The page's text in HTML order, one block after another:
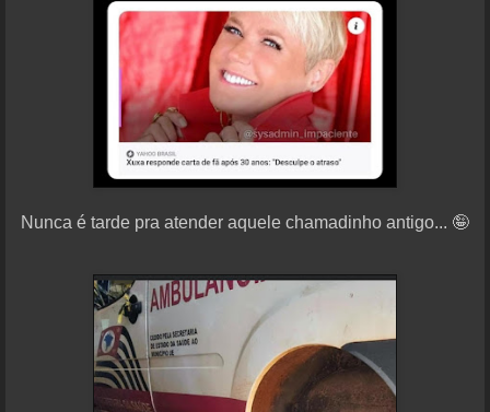
Nunca é tarde pra atender aquele chamadinho antigo... 🤪